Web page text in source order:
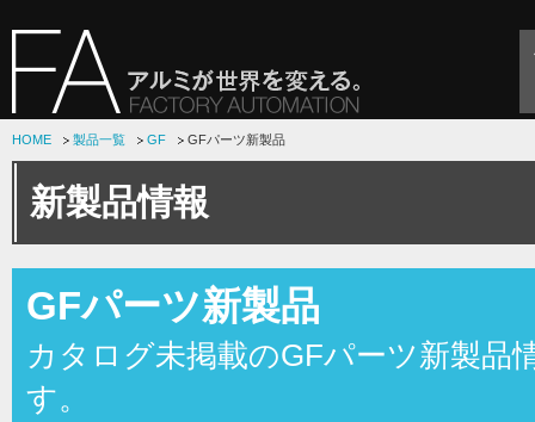
HOME 製品一覧 GF GFパーツ新製品
新製品情報
GFパーツ新製品
カタログ未掲載のGFパーツ新製品
す。